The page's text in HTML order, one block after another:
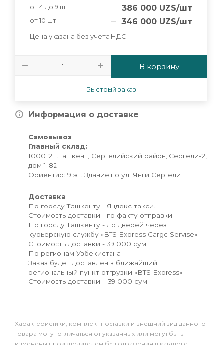
от 4 до 9 шт 386 000 UZS/шт
от 10 шт 346 000 UZS/шт
Цена указана без учета НДС
В корзину
Быстрый заказ
Информация о доставке
Самовывоз
Главный склад:
100012 г.Ташкент, Сергелийский район, Сергели-2,
дом 1-82
Ориентир: 9 эт. Здание по ул. Янги Сергели
Доставка
По городу Ташкенту - Яндекс такси.
Стоимость доставки - по факту отправки.
По городу Ташкенту - До дверей через
курьерскую службу «BTS Express Cargo Servise»
Стоимость доставки - 39 000 сум.
По регионам Узбекистана
Заказ будет доставлен в ближайший
региональный пункт отгрузки «BTS Express»
Стоимость доставки – 39 000 сум.
Xарактеристики, комплект поставки и внешний вид данного
товара могут отличаться от указанных или могут быть
изменены производителем без отражения в каталоге